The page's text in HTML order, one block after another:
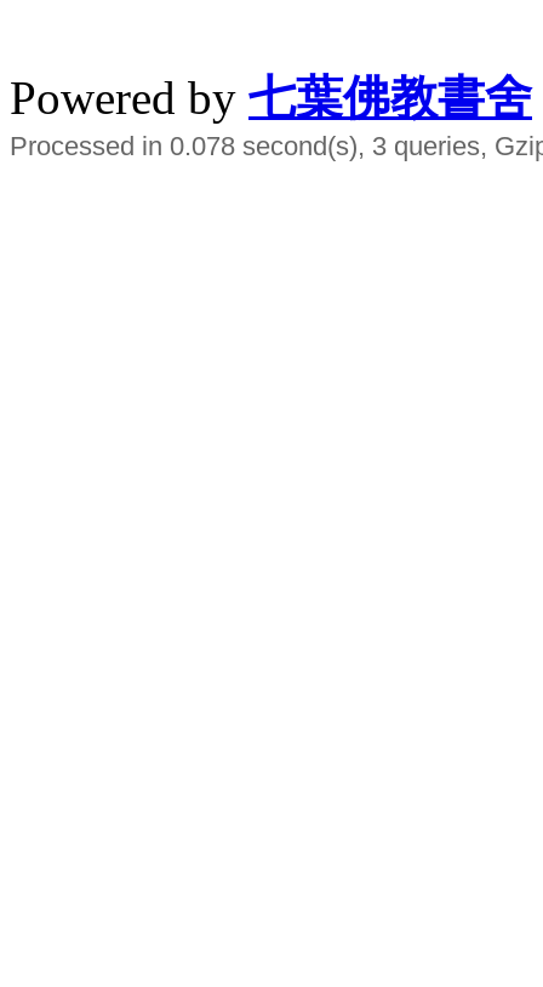
Powered by 七葉佛教書舍
Processed in 0.078 second(s), 3 queries,